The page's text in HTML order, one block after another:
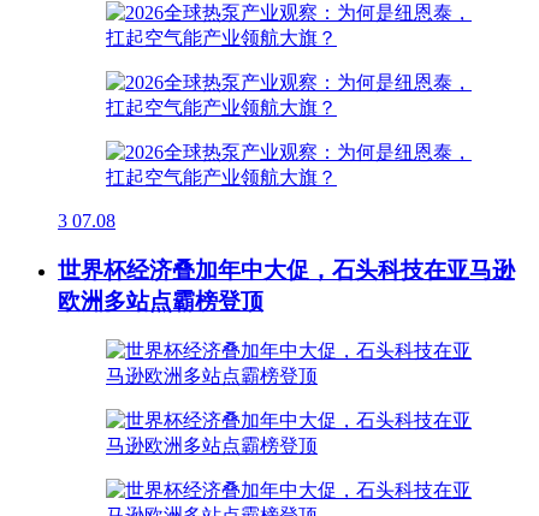
3 07.08
世界杯经济叠加年中大促，石头科技在亚马逊
欧洲多站点霸榜登顶